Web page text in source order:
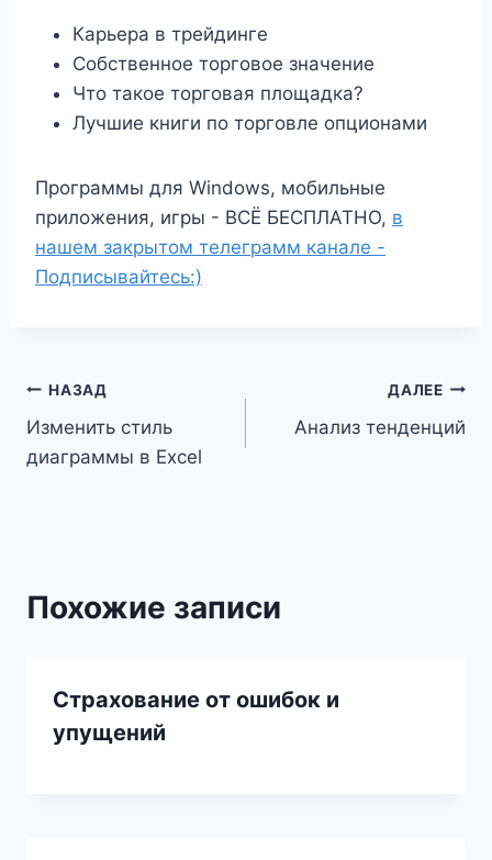
Карьера в трейдинге
Собственное торговое значение
Что такое торговая площадка?
Лучшие книги по торговле опционами
Программы для Windows, мобильные
приложения, игры - ВСЁ БЕСПЛАТНО, в
нашем закрытом телеграмм канале -
Подписывайтесь:)
Навигация
по
НАЗАД
Изменить стиль
диаграммы в Excel
ДАЛЕЕ
Анализ тенденций
Похожие записи
Страхование от ошибок и
упущений